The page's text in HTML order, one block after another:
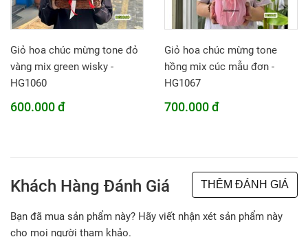
Giỏ hoa chúc mừng tone đỏ
vàng mix green wisky -
HG1060
600.000 đ
Giỏ hoa chúc mừng tone
hồng mix cúc mẫu đơn -
HG1067
700.000 đ
Khách Hàng Đánh Giá THÊM ĐÁNH GIÁ
Bạn đã mua sản phẩm này? Hãy viết nhận xét sản phẩm này
cho mọi người tham khảo.